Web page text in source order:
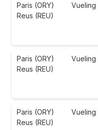
Paris (ORY)
Reus (REU)
Vueling
Paris (ORY)
Reus (REU)
Vueling
Paris (ORY)
Reus (REU)
Vueling